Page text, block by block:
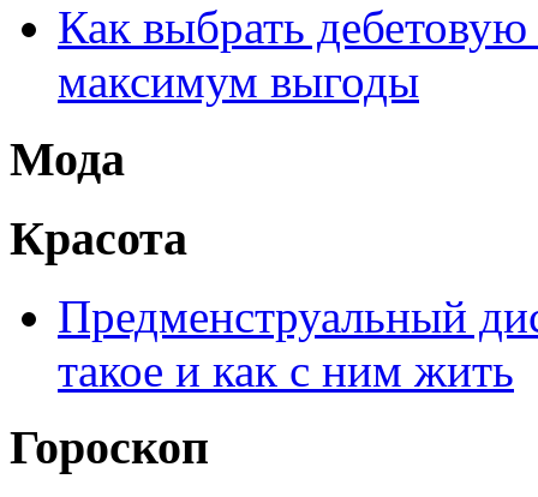
Как выбрать дебетовую
максимум выгоды
Мода
Красота
Предменструальный
такое и как с ним жить
Гороскоп